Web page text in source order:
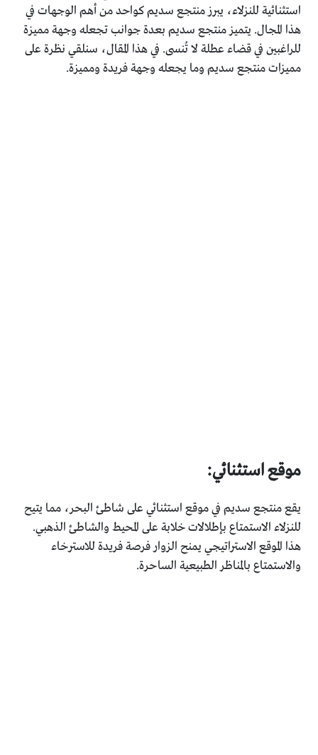
استثنائية للنزلاء، يبرز منتجع سديم كواحد من أهم الوجهات في
هذا المجال. يتميز منتجع سديم بعدة جوانب تجعله وجهة مميزة
للراغبين في قضاء عطلة لا تُنسى. في هذا المقال، سنلقي نظرة على
مميزات منتجع سديم وما يجعله وجهة فريدة ومميزة.
موقع استثنائي:
يقع منتجع سديم في موقع استثنائي على شاطئ البحر، مما يتيح
للنزلاء الاستمتاع بإطلالات خلابة على المحيط والشاطئ الذهبي.
هذا الموقع الاستراتيجي يمنح الزوار فرصة فريدة للاسترخاء
والاستمتاع بالمناظر الطبيعية الساحرة.